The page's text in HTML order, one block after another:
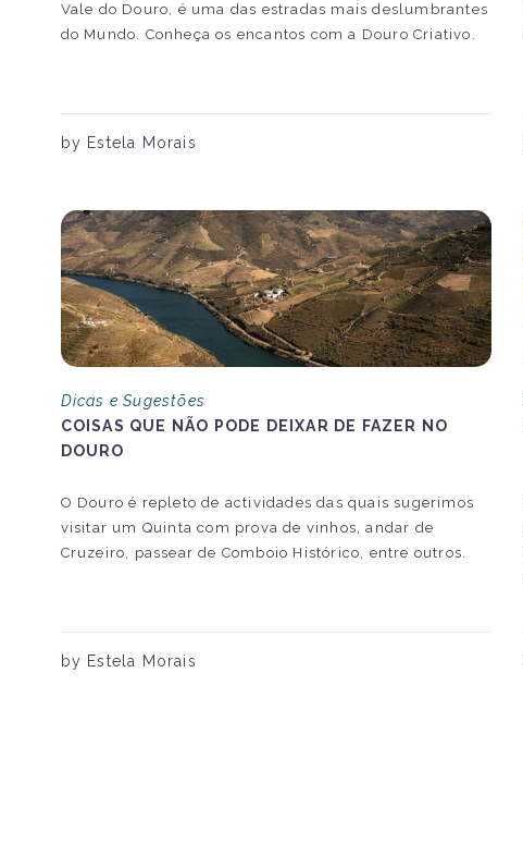
Vale do Douro, é uma das estradas mais deslumbrantes
do Mundo. Conheça os encantos com a Douro Criativo.
by Estela Morais
Dicas e Sugestões
COISAS QUE NÃO PODE DEIXAR DE FAZER NO
DOURO
O Douro é repleto de actividades das quais sugerimos
visitar um Quinta com prova de vinhos, andar de
Cruzeiro, passear de Comboio Histórico, entre outros.
by Estela Morais